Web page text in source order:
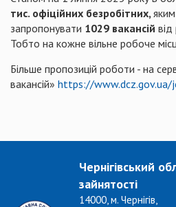
тис. офіційних безробітних,
запропонувати 1029 вакансій
Тобто на кожне вільне робоче
Більше пропозицій роботи - на
вакансій» https://www.dcz.gov.ua/
Чернігівський
зайнятості
14000, м. Чернігів,